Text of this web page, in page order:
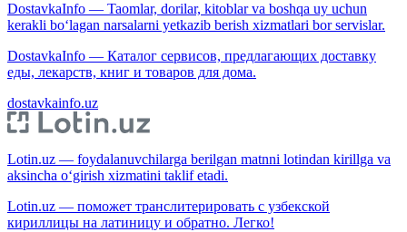
DostavkaInfo — Taomlar, dorilar, kitoblar va boshqa uy uchun
kerakli bo‘lagan narsalarni yetkazib berish xizmatlari bor servislar.
DostavkaInfo — Каталог сервисов, предлагающих доставку
еды, лекарств, книг и товаров для дома.
dostavkainfo.uz
Lotin.uz — foydalanuvchilarga berilgan matnni lotindan kirillga va
aksincha o‘girish xizmatini taklif etadi.
Lotin.uz — поможет транслитерировать с узбекской
кириллицы на латиницу и обратно. Легко!